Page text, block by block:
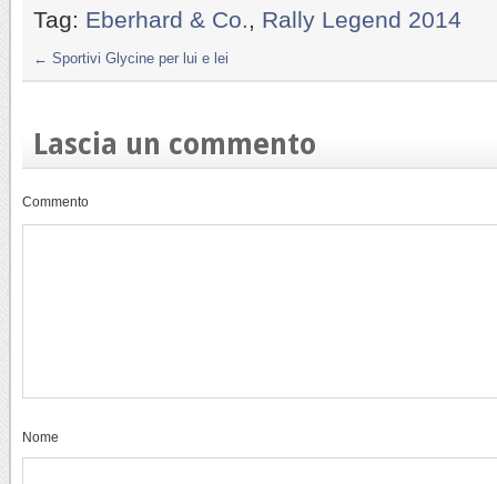
Tag: Eberhard & Co., Rally Legend 2014
← Sportivi Glycine per lui e lei
Lascia un commento
Commento
Nome